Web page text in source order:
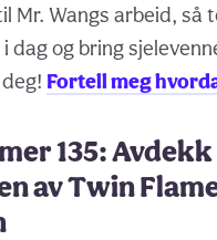
Mr. Wangs arbeid, så
dag og bring
Fortell meg
135: Avdekk
av Twin